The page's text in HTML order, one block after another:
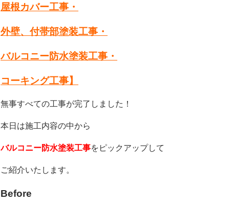
屋根カバー工事・
外壁、付帯部塗装工事・
バルコニー防水塗装工事・
コーキング工事】
無事すべての工事が完了しました！
本日は施工内容の中から
バルコニー防水塗装工事をピックアップして
ご紹介いたします。
Before